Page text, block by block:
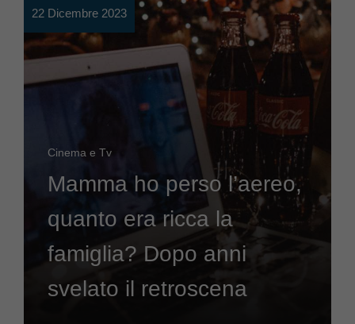
22 Dicembre 2023
Cinema e Tv
Mamma ho perso l’aereo,
quanto era ricca la
famiglia? Dopo anni
svelato il retroscena